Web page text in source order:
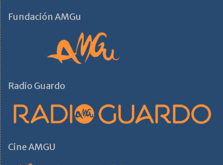
Fundación AMGu
Radio Guardo
Cine AMGU